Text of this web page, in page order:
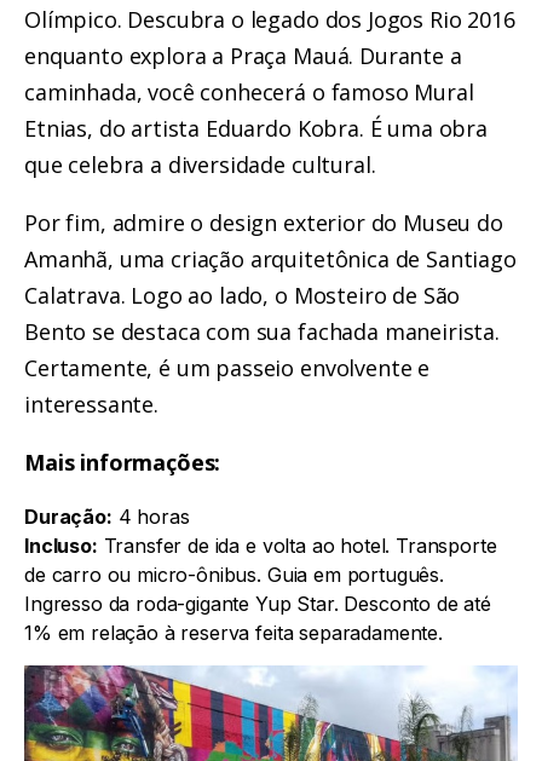
Olímpico. Descubra o legado dos Jogos Rio 2016
enquanto explora a Praça Mauá. Durante a
caminhada, você conhecerá o famoso Mural
Etnias, do artista Eduardo Kobra. É uma obra
que celebra a diversidade cultural.
Por fim, admire o design exterior do Museu do
Amanhã, uma criação arquitetônica de Santiago
Calatrava. Logo ao lado, o Mosteiro de São
Bento se destaca com sua fachada maneirista.
Certamente, é um passeio envolvente e
interessante.
Mais informações:
Duração: 4 horas
Incluso: Transfer de ida e volta ao hotel. Transporte
de carro ou micro-ônibus. Guia em português.
Ingresso da roda-gigante Yup Star. Desconto de até
1% em relação à reserva feita separadamente.